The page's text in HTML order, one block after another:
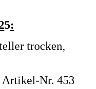
5:
trocken,
Nr. 453